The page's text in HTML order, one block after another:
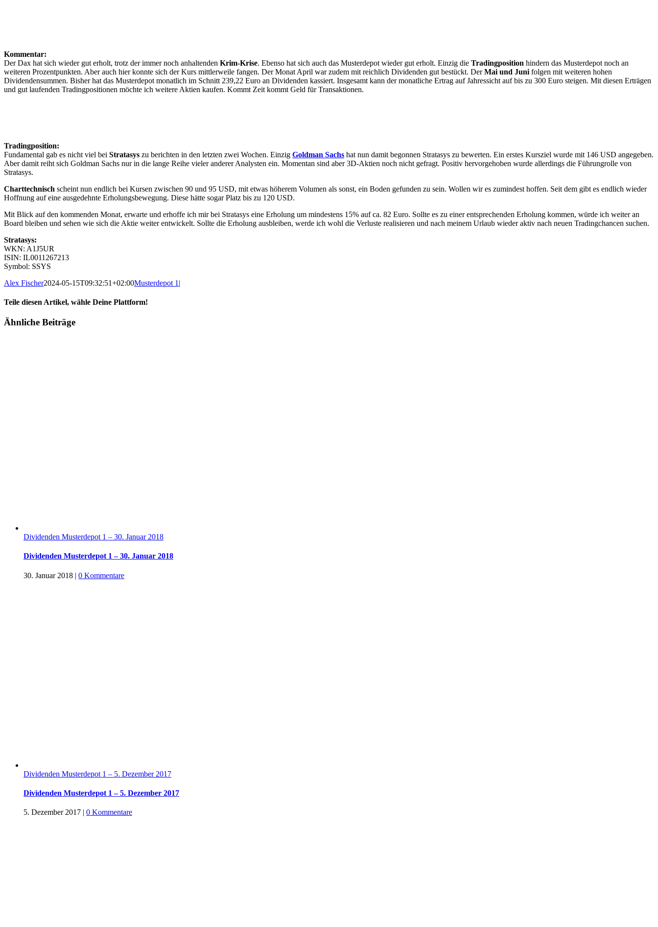
Kommentar:
Der Dax hat sich wieder gut erholt, trotz der immer noch anhaltenden Krim-Krise. Ebenso hat sich auch das Musterdepot wieder gut erholt. Einzig die Tradingposition hindern das Musterdepot noch an
weiteren Prozentpunkten. Aber auch hier konnte sich der Kurs mittlerweile fangen. Der Monat April war zudem mit reichlich Dividenden gut bestückt. DerMai und Juni folgen mit weiteren hohen
Dividendensummen. Bisher hat das Musterdepot monatlich im Schnitt 239,22 Euro an Dividenden kassiert. Insgesamt kann der monatliche Ertrag auf Jahressicht auf bis zu 300 Euro steigen. Mit diesen Erträgen
und gut laufenden Tradingpositionen möchte ich weitere Aktien kaufen. Kommt Zeit kommt Geld für Transaktionen.
Tradingposition:
Fundamental gab es nicht viel bei Stratasys zu berichten in den letzten zwei Wochen. Einzig Goldman Sachs hat nun damit begonnen Stratasys zu bewerten. Ein erstes Kursziel wurde mit 146 USD angegeben.
Aber damit reiht sich Goldman Sachs nur in die lange Reihe vieler anderer Analysten ein. Momentan sind aber 3D-Aktien noch nicht gefragt. Positiv hervorgehoben wurde allerdings die Führungrolle von
Stratasys.
Charttechnisch scheint nun endlich bei Kursen zwischen 90 und 95 USD, mit etwas höherem Volumen als sonst, ein Boden gefunden zu sein. Wollen wir es zumindest hoffen. Seit dem gibt es endlich wieder
Hoffnung auf eine ausgedehnte Erholungsbewegung. Diese hätte sogar Platz bis zu 120 USD.
Mit Blick auf den kommenden Monat, erwarte und erhoffe ich mir bei Stratasys eine Erholung um mindestens 15% auf ca. 82 Euro. Sollte es zu einer entsprechenden Erholung kommen, würde ich weiter an
Board bleiben und sehen wie sich die Aktie weiter entwickelt. Sollte die Erholung ausbleiben, werde ich wohl die Verluste realisieren und nach meinem Urlaub wieder aktiv nach neuen Tradingchancen suchen.
Stratasys:
WKN: A1J5UR
ISIN: IL0011267213
Symbol: SSYS
Alex Fischer2024-05-15T09:32:51+02:00Musterdepot 1 |
Teile diesen Artikel, wähle Deine Plattform!
Facebook
Twitter
Reddit
LinkedIn
Tumblr
Pinterest
Vk
E-
Ähnliche Beiträge
Dividenden Musterdepot 1 – 30. Januar 2018
Dividenden Musterdepot 1 – 30. Januar 2018
30. Januar 2018 | 0 Kommentare
Dividenden Musterdepot 1 – 5. Dezember 2017
Dividenden Musterdepot 1 – 5. Dezember 2017
5. Dezember 2017 | 0 Kommentare